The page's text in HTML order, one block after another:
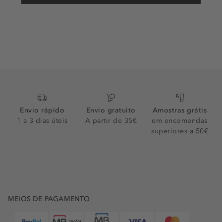
aroma mais intenso para a acompanhar.
OS PERFUMES MASCULINOS ROCHAS MAIS
POPULARES
homem elegante, autêntico e magnético - tem tudo para
se tornar o seu perfume de assinatura. O lado fresco
Envio rápido
1 a 3 dias úteis
Envio gratuito
A partir de 35€
Amostras grátis
em encomendas
superiores a 50€
MEIOS DE PAGAMENTO